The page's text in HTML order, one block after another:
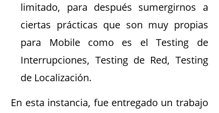
limitado, para después sumergirnos a
ciertas prácticas que son muy propias
para Mobile como es el Testing de
Interrupciones, Testing de Red, Testing
de Localización.
En esta instancia, fue entregado un trabajo